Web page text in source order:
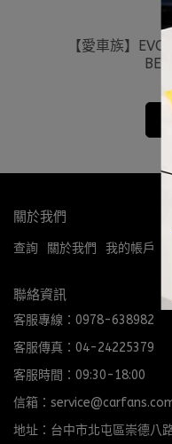
【愛車族】
關於我們
查詢 關於我們 我的帳戶
聯絡資訊
客服專線：0978-638982
客服傳真：04-24225379
客服時間：09:30-18:00
信箱：
地址：台中市北屯區崇德八